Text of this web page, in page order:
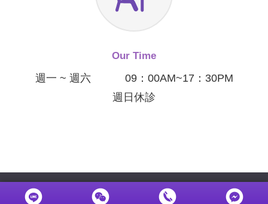
Our Time
週一 ~ 週六
09：00AM~17：30PM
週日休診